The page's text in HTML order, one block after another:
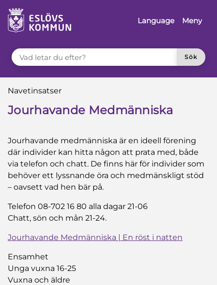
till innehåll
Language
Meny
VAD LETAR DU EFTER?
Sök
Du är här:
Navetinsatser
Jourhavande Medmänniska
Jourhavande medmänniska är en ideell förening
där individer kan hitta någon att prata med, både
via telefon och chatt. De finns här för individer som
behöver ett lyssnande öra och medmänskligt stöd
– oavsett vad hen bär på.
Telefon 08-702 16 80 alla dagar 21-06
Chatt, sön och mån 21-24.
Jourhavande Medmänniska | En röst i natten
Ensamhet
Unga vuxna 16-25
Vuxna och äldre